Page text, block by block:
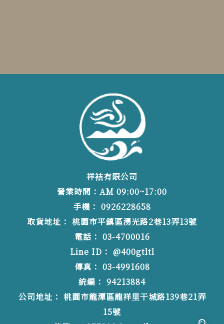
祥袺有限公司
營業時間：AM 09:00~17:00
@400gtltl
03-4700016
0926228658
03-4991608
94213884
桃園市龍潭區龍祥里干城路139巷21弄
15號
桃園市平鎮區湧光路2巷13弄13號